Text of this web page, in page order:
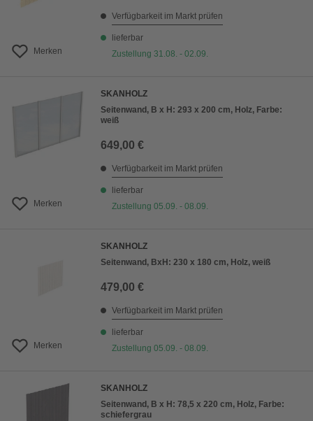
Merken
Verfügbarkeit im Markt prüfen
lieferbar
Zustellung 31.08. - 02.09.
Merken
SKANHOLZ
Seitenwand, B x H: 293 x 200 cm, Holz, Farbe:
weiß
649,00 €
Verfügbarkeit im Markt prüfen
lieferbar
Zustellung 05.09. - 08.09.
Merken
SKANHOLZ
Seitenwand, BxH: 230 x 180 cm, Holz, weiß
479,00 €
Verfügbarkeit im Markt prüfen
lieferbar
Zustellung 05.09. - 08.09.
SKANHOLZ
Seitenwand, B x H: 78,5 x 220 cm, Holz, Farbe:
schiefergrau